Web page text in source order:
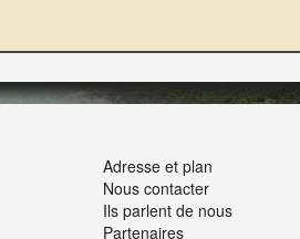
Adresse et plan
Nous contacter
Ils parlent de nous
Partenaires